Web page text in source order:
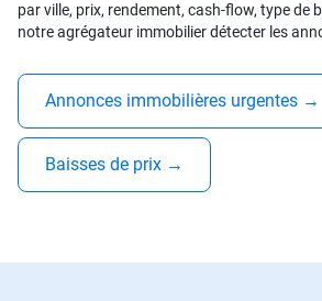
par ville, prix, rendement, cash-flow, type de
notre agrégateur immobilier détecter les
Annonces immobilières urgentes →
Baisses de prix →